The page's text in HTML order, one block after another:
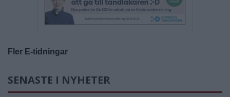
Fler E-tidningar
SENASTE I NYHETER